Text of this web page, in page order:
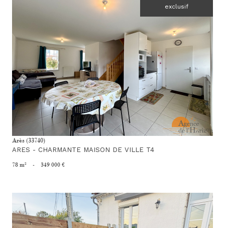
exclusif
voir le bien
Arès (33740)
ARES - CHARMANTE MAISON DE VILLE T4
78 m² - 349 000 €